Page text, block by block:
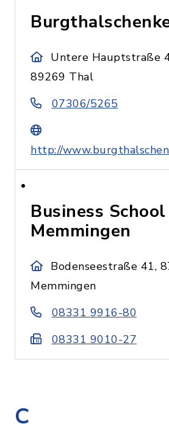
Untere Hauptstraße
89269 Thal
07306/5265
http://
Business School
Memmingen
Bodenseestraße 41,
Memmingen
08331 9916-80
08331 9010-27
C